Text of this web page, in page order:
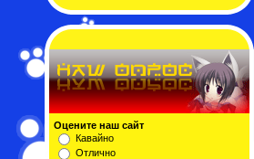
Оцените наш сайт
Кавайно
Отлично